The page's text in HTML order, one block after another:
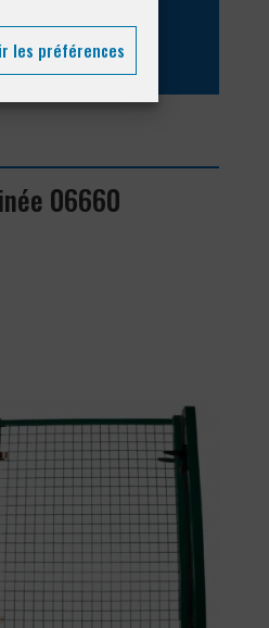
les préférences
76
06660